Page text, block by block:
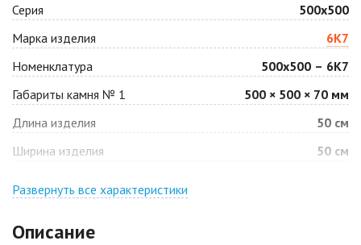
Антрацит
Цена по запросу Цена по запросу
Барселона
Цена по запросу
Белая
Цена по запросу
Цена по запросу
Серия
500х500
Марка изделия
6К7
Номенклатура
500х500 – 6К7
Габариты камня № 1
500 × 500 × 70 мм
Длина изделия
50 см
Ширина изделия
50 см
Развернуть все характеристики
Описание